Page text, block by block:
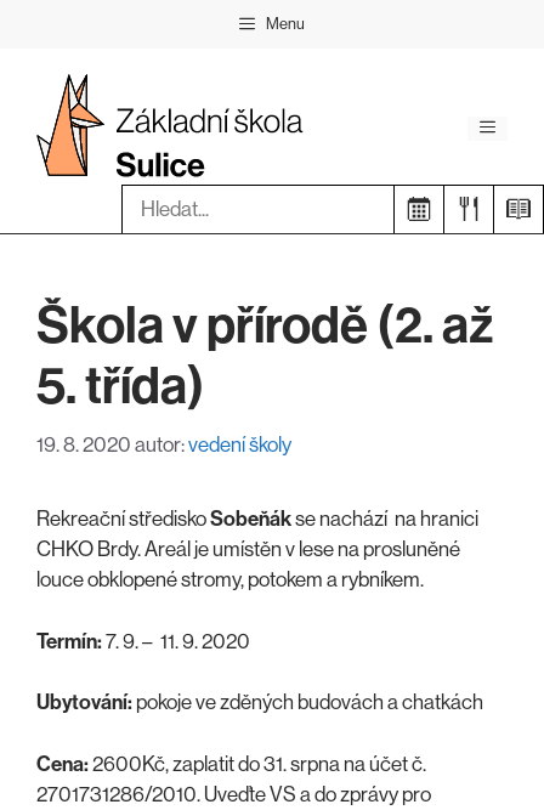
Menu
Menu
Hledat:
Škola v přírodě (2. až
5. třída)
19. 8. 2020 autor:vedení školy
Rekreační střediskoSobeňákse nachází na hranici
CHKO Brdy. Areál je umístěn v lese na prosluněné
louce obklopené stromy, potokem a rybníkem.
Termín:7. 9. – 11. 9. 2020
Ubytování: pokoje ve zděných budovách a chatkách
Cena:2600Kč, zaplatit do 31. srpna na účet č.
2701731286/2010. Uveďte VS a do zprávy pro